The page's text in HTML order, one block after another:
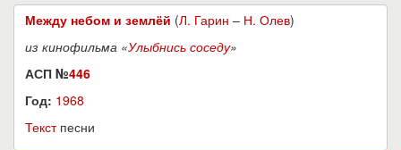
Между небом и землёй (Л. Гарин – Н. Олев)
из кинофильма «Улыбнись соседу»
АСП №446
Год: 1968
Текстпесни